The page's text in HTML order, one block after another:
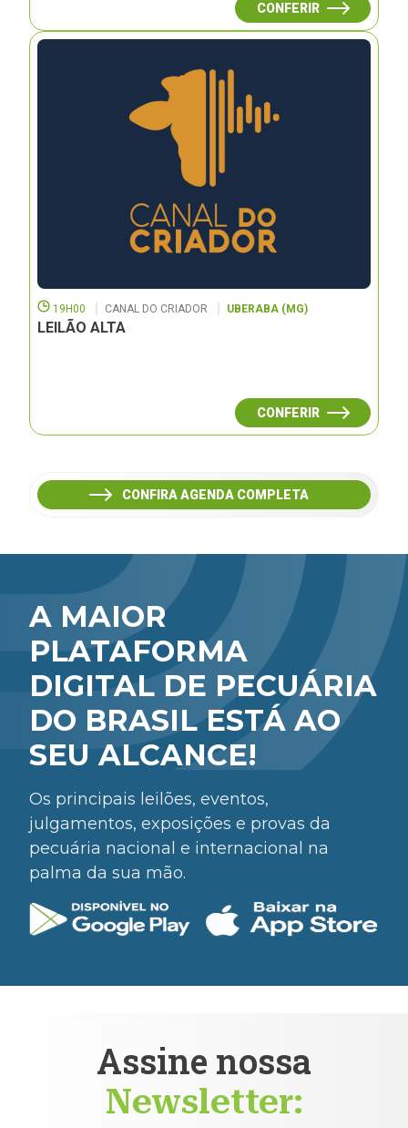
CONFERIR
19H00 CANAL DO CRIADOR UBERABA (MG)
LEILÃO ALTA
CONFERIR
CONFIRA AGENDA COMPLETA
A MAIOR
PLATAFORMA
DIGITAL DE PECUÁRIA
DO BRASIL ESTÁ AO
SEU ALCANCE!
Os principais leilões, eventos,
julgamentos, exposições e provas da
pecuária nacional e internacional na
palma da sua mão.
Assine nossa
Newsletter: